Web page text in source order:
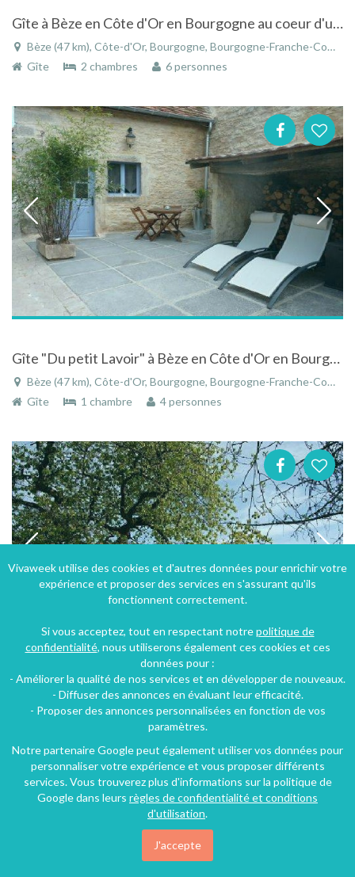
Gîte à Bèze en Côte d'Or en Bourgogne au coeur d'un des plus beaux villages de France
Bèze (47 km), Côte-d'Or, Bourgogne, Bourgogne-Franche-Comté, France
Gîte
2 chambres 6 personnes
Gîte "Du petit Lavoir" à Bèze en Côte d'Or en Bourgogne dans une ville d'art et d'histoire
Bèze (47 km), Côte-d'Or, Bourgogne, Bourgogne-Franche-Comté, France
Gîte
1 chambre 4 personnes
Saint-Sernin-du-Bois (47 km), Saône-et-Loire, Bourgogne, Bourgogne-Franche-Comté, France
Vivaweek utilise des cookies et d'autres données pour enrichir votre
expérience et proposer des services en s'assurant qu'ils
fonctionnent correctement.
Si vous acceptez, tout en respectant notrepolitique de
confidentialité, nous utiliserons également ces cookies et ces
données pour :
- Améliorer la qualité de nos services et en développer de nouveaux.
- Diffuser des annonces en évaluant leur efficacité.
- Proposer des annonces personnalisées en fonction de vos
paramètres.
Notre partenaire Google peut également utiliser vos données pour
personnaliser votre expérience et vous proposer différents
services. Vous trouverez plus d'informations sur la politique de
Google dans leurs règles de confidentialité et conditions
d'utilisation.
J'accepte